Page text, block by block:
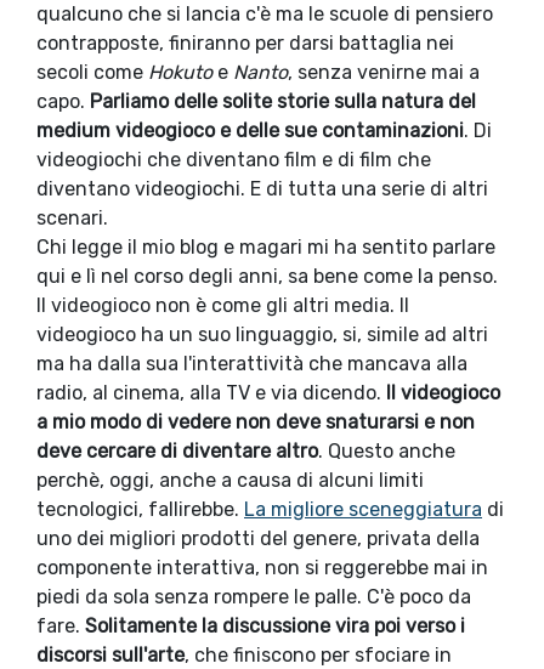
qualcuno che si lancia c'è ma le scuole di pensiero
contrapposte, finiranno per darsi battaglia nei
secoli come Hokutoe Nanto, senza venirne mai a
capo. Parliamo delle solite storie sulla natura del
medium videogioco e delle sue contaminazioni. Di
videogiochi che diventano film e di film che
diventano videogiochi. E di tutta una serie di altri
scenari.
Chi legge il mio blog e magari mi ha sentito parlare
qui e lì nel corso degli anni, sa bene come la penso.
Il videogioco non è come gli altri media. Il
videogioco ha un suo linguaggio, si, simile ad altri
ma ha dalla sua l'interattività che mancava alla
radio, al cinema, alla TV e via dicendo. Il videogioco
a mio modo di vedere non deve snaturarsi e non
deve cercare di diventare altro. Questo anche
perchè, oggi, anche a causa di alcuni limiti
tecnologici, fallirebbe. La migliore sceneggiatura di
uno dei migliori prodotti del genere, privata della
componente interattiva, non si reggerebbe mai in
piedi da sola senza rompere le palle. C'è poco da
fare. Solitamente la discussione vira poi verso i
discorsi sull'arte, che finiscono per sfociare in